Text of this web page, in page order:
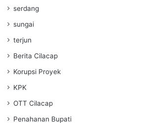
serdang
sungai
terjun
Berita Cilacap
Korupsi Proyek
KPK
OTT Cilacap
Penahanan Bupati